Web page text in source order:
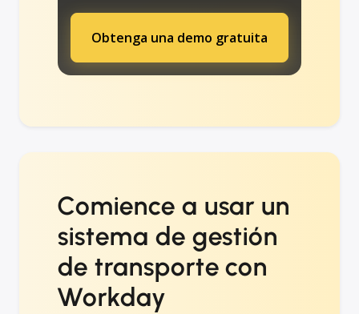
Obtenga una demo gratuita
Comience a usar un
sistema de gestión
de transporte con
Workday